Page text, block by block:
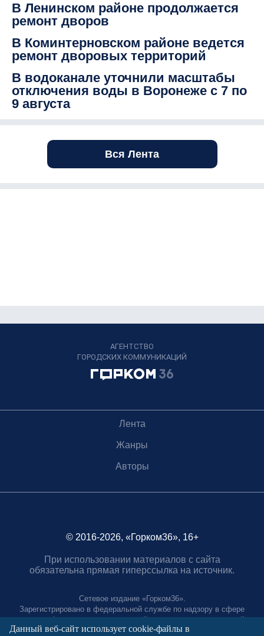
В Ленинском районе продолжается
ремонт дворов
В Коминтерновском районе ведется
ремонт дворовых территорий
В водоканале уточнили масштабы
отключения воды в Воронеже с 7 по
9 августа
Вся Лента
АГЕНТСТВО
ГОРОДСКИХ КОММУНИКАЦИЙ
Лента
Жанры
Авторы
© 2016-2026, «Горком36», 16+
При использовании материалов с сайта
обязательна прямая гиперссылка на источник.
Сетевое издание «Горком36».
Зарегистрировано в федеральной службе по надзору в сфере
связи, информационных технологий и массовых коммуникаций.
Регистрационный номер ЭЛ № ФС77-88966 от 21 января 2025 г.
Данный веб-сайт использует cookie-файлы в